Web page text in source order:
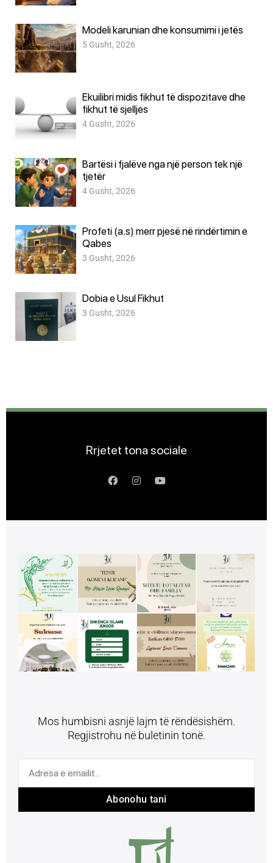
Modeli karunian dhe konsumimi i jetës
5 Gusht, 2026
Ekuilibri midis fikhut të dispozitave dhe
fikhut të sjelljes
4 Gusht, 2026
Bartësi i fjalëve nga një person tek një
tjetër
4 Gusht, 2026
Profeti (a.s) merr pjesë në rindërtimin e
Qabes
3 Gusht, 2026
Dobia e Usul Fikhut
3 Gusht, 2026
Rrjetet tona sociale
Mos humbisni asnjë lajm të rëndësishëm.
Regjistrohu në buletinin tonë.
Abonohu tani